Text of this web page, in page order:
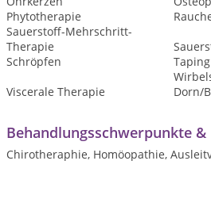
Phytotherapie
Sauerstoff-Mehrschritt-
Therapie
Schröpfen
Taping
Viscerale Therapie
Dorn/
Behandlungsschwerpunkte
Chirotheraphie, Homöopathie,